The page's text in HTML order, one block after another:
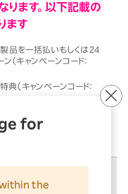
for
the
ります。以下記載の
ます
品を一括払いもしくは24
キャンペーンコード：
典（キャンペーンコード：
ペーン（キャンペーンコー